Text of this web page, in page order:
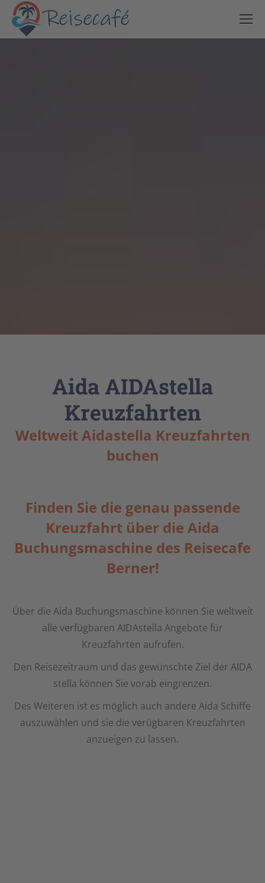
Aida AIDAstella
Kreuzfahrten
Weltweit Aidastella Kreuzfahrten
buchen
Finden Sie die genau passende
Kreuzfahrt über die Aida
Buchungsmaschine des Reisecafe
Berner!
Über die Aida Buchungsmaschine können Sie weltweit
alle verfügbaren AIDAstella Angebote für
Kreuzfahrten aufrufen.
Den Reisezeitraum und das gewünschte Ziel der AIDA
stella können Sie vorab eingrenzen.
Des Weiteren ist es möglich auch andere Aida Schiffe
auszuwählen und sie die verügbaren Kreuzfahrten
anzueigen zu lassen.